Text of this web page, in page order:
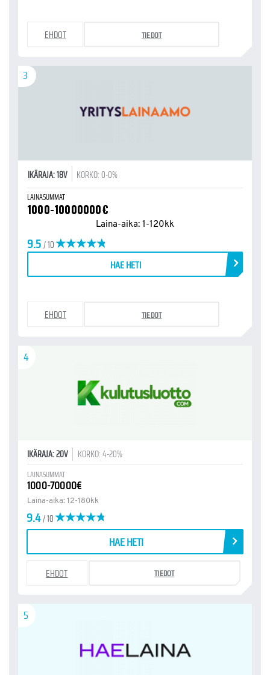
EHDOT TIEDOT
3
IKÄRAJA: 18V KORKO: 0-0%
LAINASUMMAT
1000-10000000€
Laina-aika: 1-120kk
9.5/ 10
EHDOT TIEDOT
HAE HETI
4
IKÄRAJA: 20V KORKO: 4-20%
LAINASUMMAT
1000-70000€
Laina-aika: 12-180kk
9.4/ 10
HAE HETI
EHDOT TIEDOT
5